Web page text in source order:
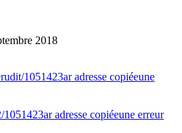
2018
1051423aradresse copiéeune
1051423aradresse copiéeune erreur